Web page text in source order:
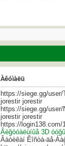
Àêóìàëü
https://siege.gg/
jorestir jorestir
https://siege.gg/user/
jorestir jorestir
https://login138.com/
Âèğòóàëüíûå 3D òóğû
Âàòèêàí Êîñòà-äå-